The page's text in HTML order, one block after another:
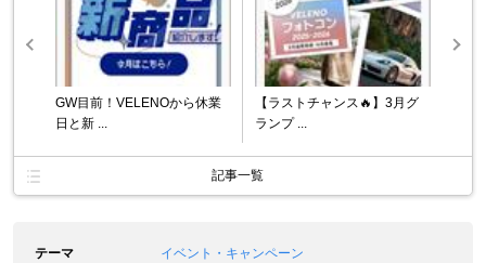
GW目前！VELENOから休業
日と新 ...
【ラストチャンス🔥】3月グ
ランプ ...
記事一覧
テーマ
イベント・キャンペーン